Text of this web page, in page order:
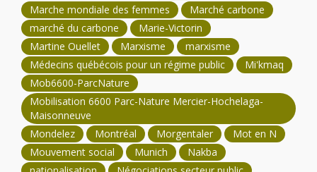
Marche mondiale des femmes
Marché carbone
marché du carbone
Marie-Victorin
Martine Ouellet
Marxisme
marxisme
Médecins québécois pour un régime public
Mi'kmaq
Mob6600-ParcNature
Mobilisation 6600 Parc-Nature Mercier-Hochelaga-
Maisonneuve
Mondelez
Montréal Morgentaler
Mot en N
Mouvement social
Munich
Nakba